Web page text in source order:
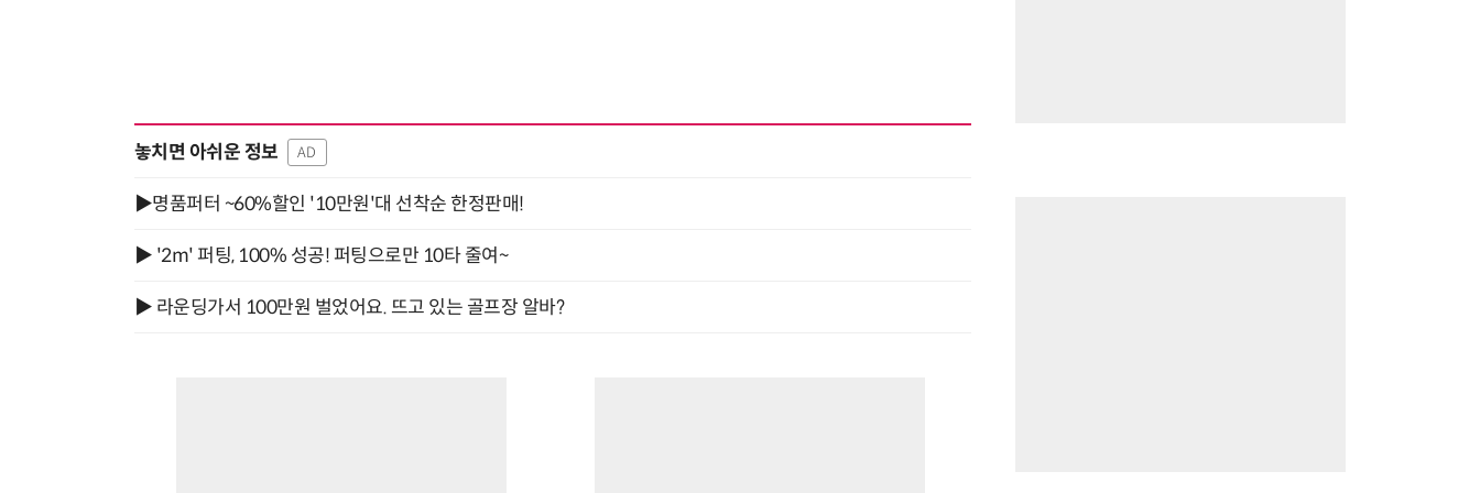
놓치면 아쉬운 정보 AD
▶명품퍼터 ~60%할인 '10만원'대 선착순 한정판매!
▶ '2m' 퍼팅, 100% 성공! 퍼팅으로만 10타 줄여~
▶ 라운딩가서 100만원 벌었어요. 뜨고 있는 골프장 알바?